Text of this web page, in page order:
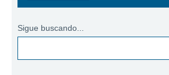
Sigue buscando...